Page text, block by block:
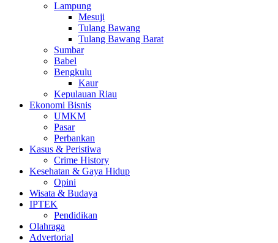
Lampung
Mesuji
Tulang Bawang
Tulang Bawang Barat
Sumbar
Babel
Bengkulu
Kaur
Kepulauan Riau
Ekonomi Bisnis
UMKM
Pasar
Perbankan
Kasus & Peristiwa
Crime History
Kesehatan & Gaya Hidup
Opini
Wisata & Budaya
IPTEK
Pendidikan
Olahraga
Advertorial